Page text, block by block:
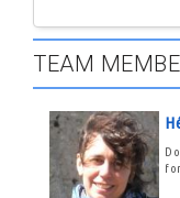
TEAM